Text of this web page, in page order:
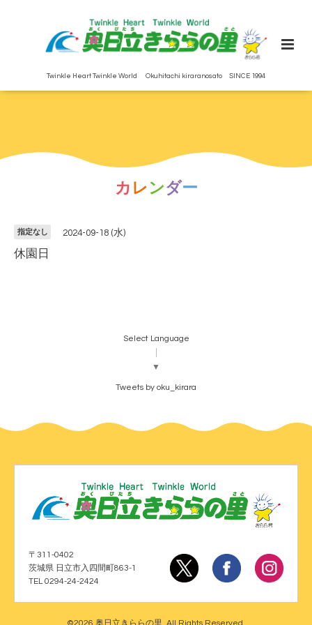
Twinkle Heart Twinkle World Okuhitachi kiraranosato SINCE 1994
カ レンダー
指定なし 2024-09-18 (水)
休園日
Select Language
▼
Tweets by oku_kirara
〒311-0402
茨城県 日立市入四間町863-1
TEL 0294-24-2424